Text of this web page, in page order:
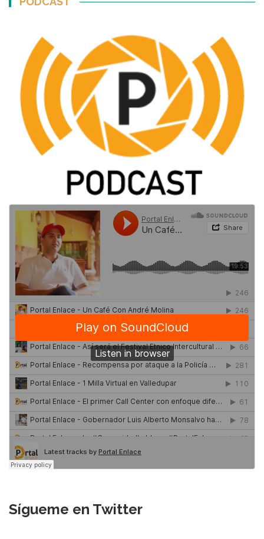
Sígueme en Twitter